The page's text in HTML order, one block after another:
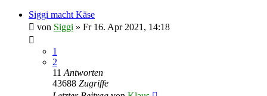
Siggi macht Käse
von Siggi » Fr 16. Apr 2021, 14:18
1
2
11 Antworten
43688 Zugriffe